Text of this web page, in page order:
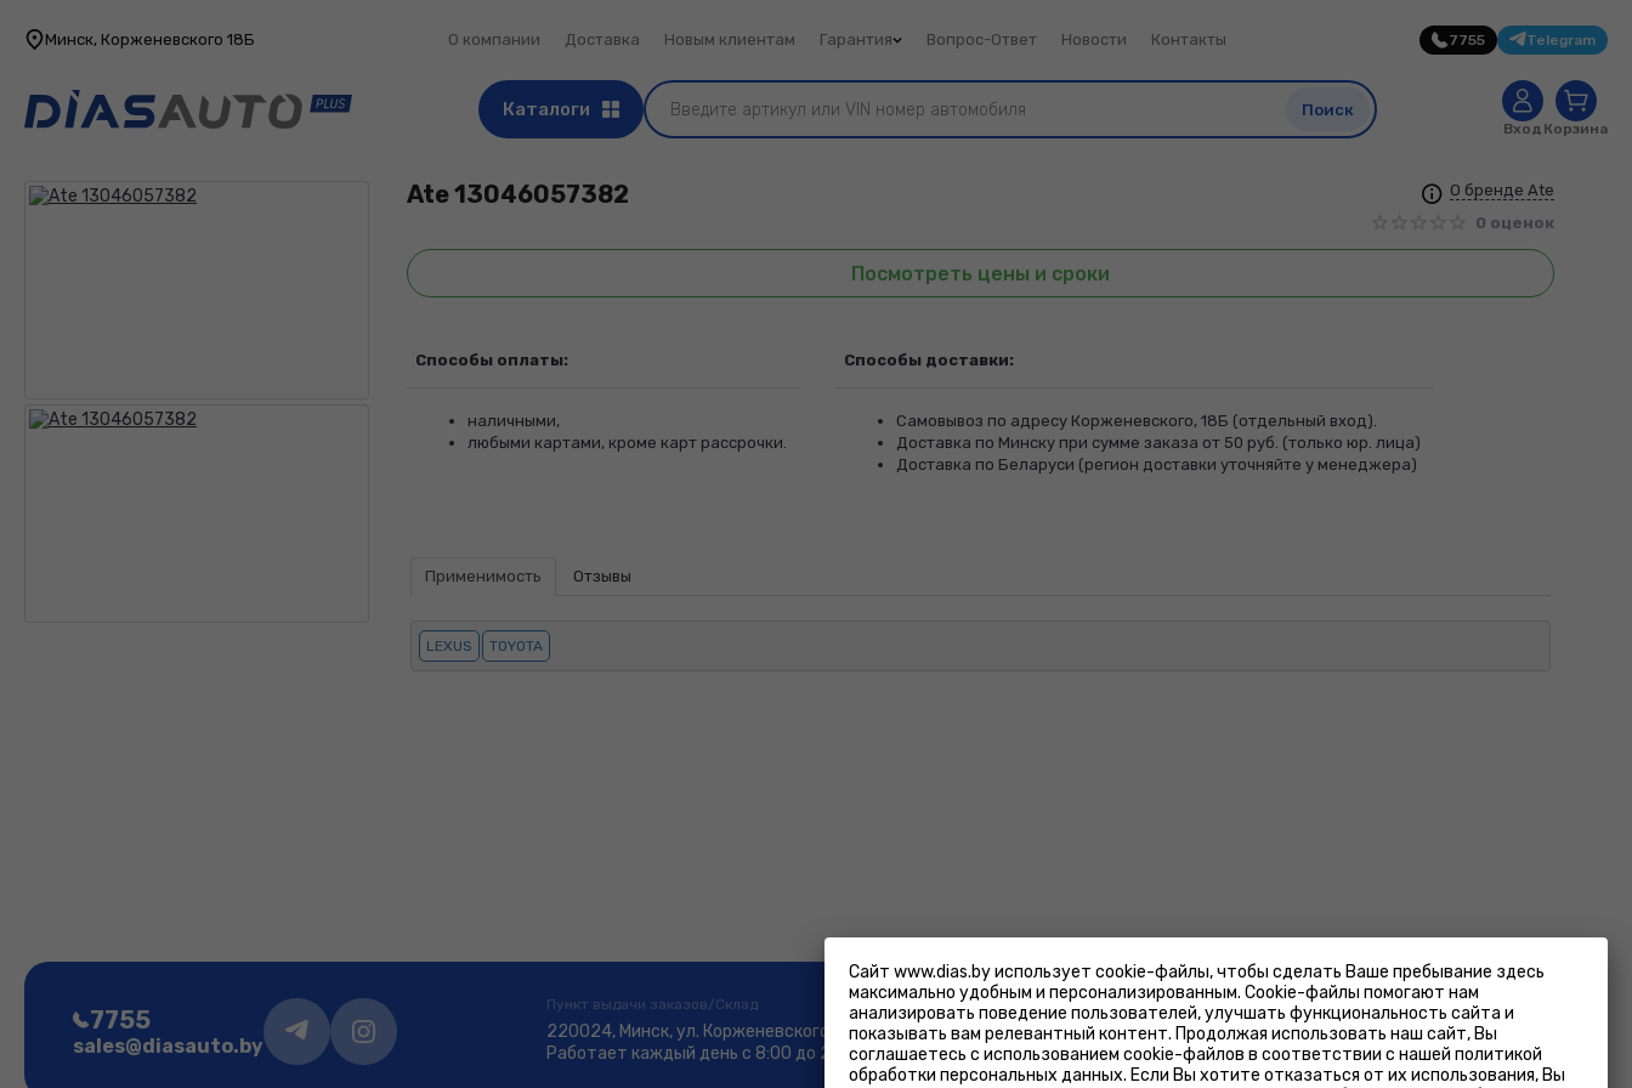
Сайт www.dias.by использует cookie-файлы, чтобы сделать Ваше пребывание здесь
максимально удобным и персонализированным. Cookie-файлы помогают нам
анализировать поведение пользователей, улучшать функциональность сайта и
показывать вам релевантный контент. Продолжая использовать наш сайт, Вы
соглашаетесь с использованием cookie-файлов в соответствии с нашей политикой
обработки персональных данных. Если Вы хотите отказаться от их использования, Вы
Минск, Корженевского 18Б О компании Доставка Новым клиентам Гарантия Вопрос-Ответ Новости Контакты 7755 Telegram
Каталоги Поиск
Вход
0
Корзина
О бренде Ate
0 оценок
Ate13046057382
Посмотреть цены и сроки
Способы оплаты:
наличными,
любыми картами, кроме карт рассрочки.
Способы доставки:
Самовывоз по адресу Корженевского, 18Б (отдельный вход).
Доставка по Минску при сумме заказа от 50 руб. (только юр. лица)
Доставка по Беларуси (регион доставки уточняйте у менеджера)
Применимость Отзывы
LEXUS TOYOTA
7755
sales@diasauto.by
Пункт выдачи заказов/Склад
220024, Минск, ул. Корженевского 18Б
Работает каждый день с 8:00 до 20:00
на карте
Фирменный магазин
Минск, ул.Лещинского 14А
пн-пт 9:00-19:00; сб-вс 9:00-18:00
на карте